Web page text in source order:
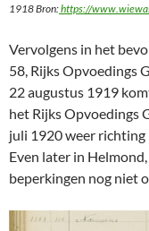
1918 Bron:https://
Vervolgens in het
58, Rijks Opvoedings
22 augustus 1919
het Rijks Opvoedings
juli 1920 weer richting
Even later in
beperkingen nog niet